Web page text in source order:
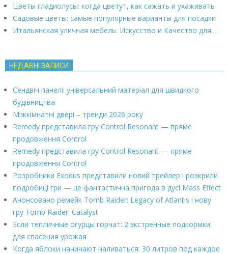
Цветы гладиолусы: когда цветут, как сажать и ухаживать
Садовые цветы: самые популярные варианты для посадки
Итальянская уличная мебель: Искусство и Качество для…
НЕДАВНІ ЗАПИСИ
Сендвіч панелі: універсальний матеріал для швидкого
будівництва
Міжкімнатні двері – тренди 2026 року
Remedy представила гру Control Resonant — пряме
продовження Control
Remedy представила гру Control Resonant — пряме
продовження Control
Розробники Exodus представили новий трейлер і розкрили
подробиці гри — це фантастична пригода в дусі Mass Effect
Анонсовано ремейк Tomb Raider: Legacy of Atlantis і нову
гру Tomb Raider: Catalyst
Если тепличные огурцы горчат: 2 экстренные подкормки
для спасения урожая
Когда яблоки начинают наливаться: 30 литров под каждое